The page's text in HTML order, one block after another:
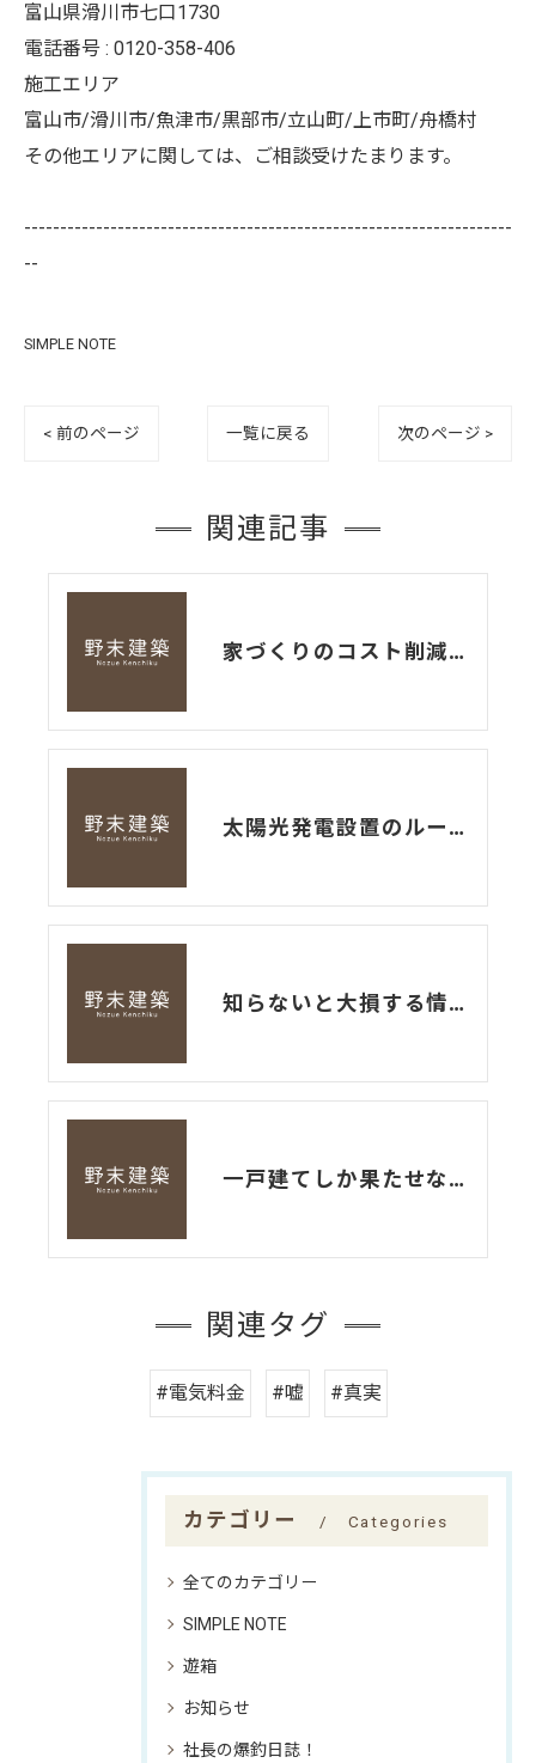
富山県滑川市七口1730
電話番号 : 0120-358-406
施工エリア
富山市/滑川市/魚津市/黒部市/立山町/上市町/舟橋村
その他エリアに関しては、ご相談受けたまります。
--------------------------------------------------------------------
--
SIMPLE NOTE
< 前のページ 一覧に戻る 次のページ >
関連記事
家づくりのコスト削減法（維持管理編）
太陽光発電設置のルール
知らないと大損する情報
一戸建てしか果たせない役割
関連タグ
#電気料金 #嘘 #真実
カテゴリー Categories
全てのカテゴリー
SIMPLE NOTE
遊箱
お知らせ
社長の爆釣日誌！